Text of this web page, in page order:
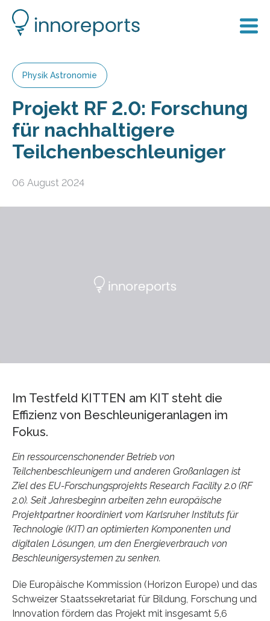
Physik Astronomie
Projekt RF 2.0: Forschung
für nachhaltigere
Teilchenbeschleuniger
06 August 2024
Im Testfeld KITTEN am KIT steht die
Effizienz von Beschleunigeranlagen im
Fokus.
Ein ressourcenschonender Betrieb von
Teilchenbeschleunigern und anderen Großanlagen ist
Ziel des EU-Forschungsprojekts Research Facility 2.0 (RF
2.0). Seit Jahresbeginn arbeiten zehn europäische
Projektpartner koordiniert vom Karlsruher Instituts für
Technologie (KIT) an optimierten Komponenten und
digitalen Lösungen, um den Energieverbrauch von
Beschleunigersystemen zu senken.
Die Europäische Kommission (Horizon Europe) und das
Schweizer Staatssekretariat für Bildung, Forschung und
Innovation fördern das Projekt mit insgesamt 5,6